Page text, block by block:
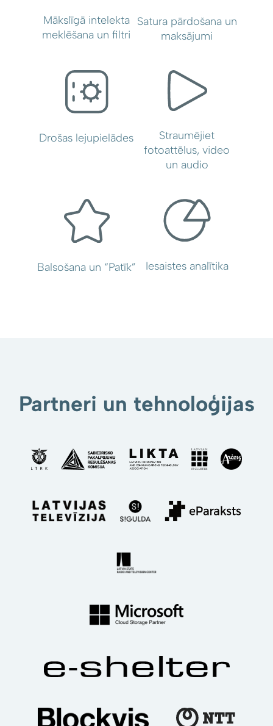
Mākslīgā intelekta
meklēšana un filtri
Satura pārdošana un
maksājumi
Drošas lejupielādes
Straumējiet
fotoattēlus, video
un audio
Balsošana un “Patīk” Iesaistes analītika
Partneri un tehnoloģijas